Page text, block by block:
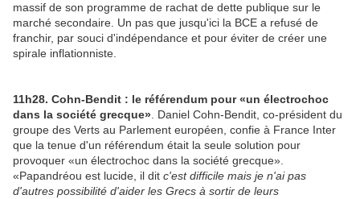
massif de son programme de rachat de dette publique sur le
marché secondaire. Un pas que jusqu'ici la BCE a refusé de
franchir, par souci d'indépendance et pour éviter de créer une
spirale inflationniste.
11h28. Cohn-Bendit : le référendum pour «un électrochoc
dans la société grecque». Daniel Cohn-Bendit, co-président du
groupe des Verts au Parlement européen, confie à France Inter
que la tenue d'un référendum était la seule solution pour
provoquer «un électrochoc dans la société grecque».
«Papandréou est lucide, il dit c'est difficile mais je n'ai pas
d'autres possibilité d'aider les Grecs à sortir de leurs